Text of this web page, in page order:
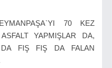
70 KEZ
YAPMIŞLAR DA,
FIŞ FIŞ DA FALAN